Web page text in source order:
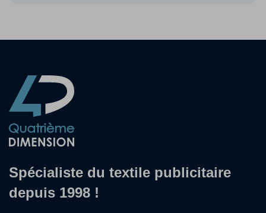
Spécialiste du textile publicitaire
depuis 1998 !